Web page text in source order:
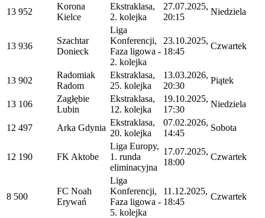
13 952
Korona
Kielce
Ekstraklasa,
2. kolejka
27.07.2025,
20:15
Niedziela
13 936
Szachtar
Donieck
Liga
Konferencji,
Faza ligowa -
2. kolejka
23.10.2025,
18:45
Czwartek
13 902
Radomiak
Radom
Ekstraklasa,
25. kolejka
13.03.2026,
20:30
Piątek
13 106
Zagłębie
Lubin
Ekstraklasa,
12. kolejka
19.10.2025,
17:30
Niedziela
12 497 Arka Gdynia
Ekstraklasa,
20. kolejka
07.02.2026,
14:45
Sobota
12 190 FK Aktobe
Liga Europy,
1. runda
eliminacyjna
17.07.2025,
18:00
Czwartek
8 500
FC Noah
Erywań
Liga
Konferencji,
Faza ligowa -
5. kolejka
11.12.2025,
18:45
Czwartek